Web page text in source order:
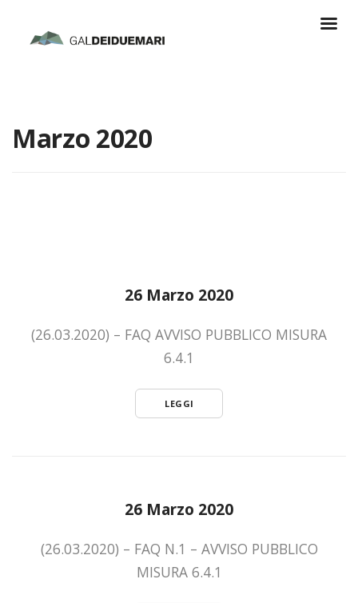
Marzo 2020
26 Marzo 2020
(26.03.2020) – FAQ AVVISO PUBBLICO MISURA
6.4.1
LEGGI
26 Marzo 2020
(26.03.2020) – FAQ N.1 – AVVISO PUBBLICO
MISURA 6.4.1